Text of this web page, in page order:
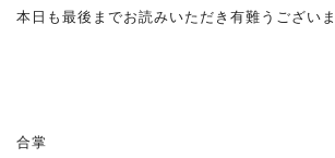
本日も最後までお読みいただき有難うございま
合掌